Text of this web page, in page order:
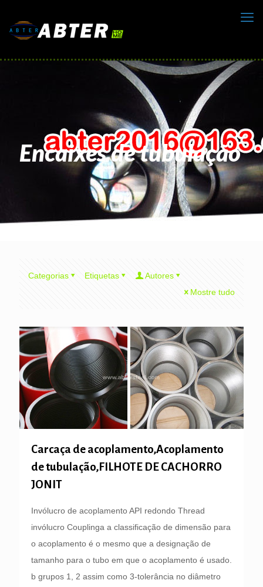
Encaixes de tubulação
Categorias Etiquetas
Autores
Mostre tudo
Carcaça de acoplamento,Acoplamento
de tubulação,FILHOTE DE CACHORRO
JONIT
Invólucro de acoplamento API redondo Thread
invólucro Couplinga a classificação de dimensão para
o acoplamento é o mesmo que a designação de
tamanho para o tubo em que o acoplamento é usado.
b grupos 1, 2 assim como 3-tolerância no diâmetro